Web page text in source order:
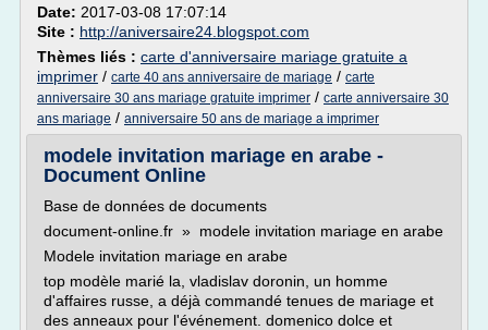
Date: 2017-03-08 17:07:14
Site : http://aniversaire24.blogspot.com
Thèmes liés : carte d'anniversaire mariage gratuite a
imprimer / carte 40 ans anniversaire de mariage / carte
anniversaire 30 ans mariage gratuite imprimer / carte anniversaire 30
ans mariage / anniversaire 50 ans de mariage a imprimer
modele invitation mariage en arabe -
Document Online
Base de données de documents
document-online.fr » modele invitation mariage en arabe
Modele invitation mariage en arabe
top modèle marié la, vladislav doronin, un homme
d'affaires russe, a déjà commandé tenues de mariage et
des anneaux pour l'événement. domenico dolce et